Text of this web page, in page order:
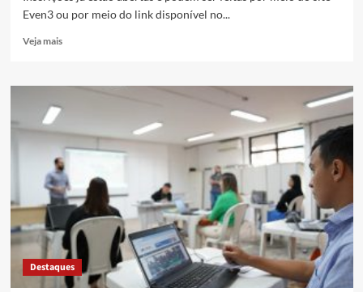
Even3 ou por meio do link disponível no...
Veja maisRead
Anápolis
voltada
ao
atendimento
de
pessoas
com
deficiência
Destaques